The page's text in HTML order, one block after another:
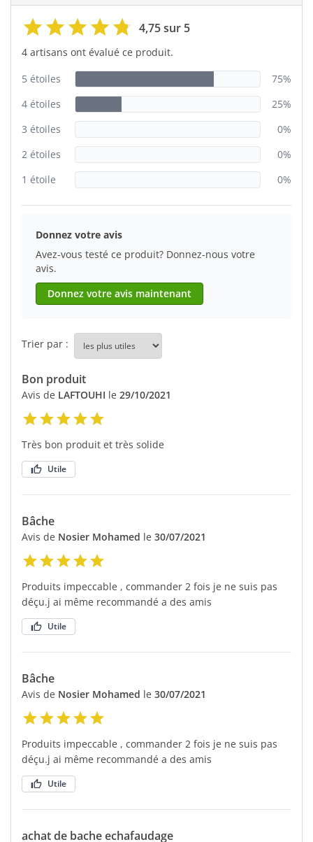
4,75 sur 5
4 artisans ont évalué ce produit.
5 étoiles
75%
4 étoiles
25%
3 étoiles
0%
2 étoiles
0%
1 étoile
0%
Donnez votre avis
Avez-vous testé ce produit? Donnez-nous votre
avis.
Donnez votre avis maintenant
Trier par :
Bon produit
Avis de LAFTOUHI le 29/10/2021
Très bon produit et très solide
Utile
Bâche
Avis de Nosier Mohamed le 30/07/2021
Produits impeccable , commander 2 fois je ne suis pas
déçu.j ai même recommandé a des amis
Utile
Bâche
Avis de Nosier Mohamed le 30/07/2021
Produits impeccable , commander 2 fois je ne suis pas
déçu.j ai même recommandé a des amis
Utile
achat de bache echafaudage